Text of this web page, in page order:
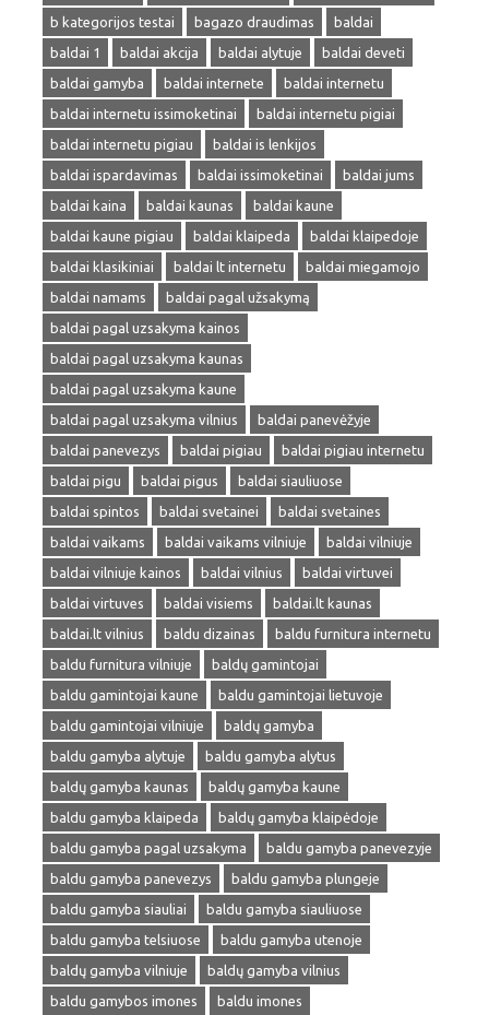
b kategorijos testai
bagazo draudimas
baldai
baldai 1
baldai akcija baldai alytuje
baldai deveti
baldai gamyba
baldai internete
baldai internetu
baldai internetu issimoketinai
baldai internetu pigiai
baldai internetu pigiau
baldai is lenkijos
baldai ispardavimas
baldai issimoketinai
baldai jums
baldai kaina
baldai kaunas
baldai kaune
baldai kaune pigiau
baldai klaipeda
baldai klaipedoje
baldai klasikiniai
baldai lt internetu
baldai miegamojo
baldai namams
baldai pagal užsakymą
baldai pagal uzsakyma kainos
baldai pagal uzsakyma kaunas
baldai pagal uzsakyma kaune
baldai pagal uzsakyma vilnius
baldai panevėžyje
baldai panevezys
baldai pigiau
baldai pigiau internetu
baldai pigu
baldai pigus
baldai siauliuose
baldai spintos
baldai svetainei
baldai svetaines
baldai vaikams
baldai vaikams vilniuje
baldai vilniuje
baldai vilniuje kainos
baldai vilnius
baldai virtuvei
baldai virtuves
baldai visiems
baldai.lt kaunas
baldai.lt vilnius
baldu dizainas
baldu furnitura internetu
baldu furnitura vilniuje
baldų gamintojai
baldu gamintojai kaune
baldu gamintojai lietuvoje
baldu gamintojai vilniuje
baldų gamyba
baldu gamyba alytuje
baldu gamyba alytus
baldų gamyba kaunas
baldų gamyba kaune
baldu gamyba klaipeda
baldų gamyba klaipėdoje
baldu gamyba pagal uzsakyma
baldu gamyba panevezyje
baldu gamyba panevezys
baldu gamyba plungeje
baldu gamyba siauliai
baldu gamyba siauliuose
baldu gamyba telsiuose
baldu gamyba utenoje
baldų gamyba vilniuje
baldų gamyba vilnius
baldu gamybos imones
baldu imones